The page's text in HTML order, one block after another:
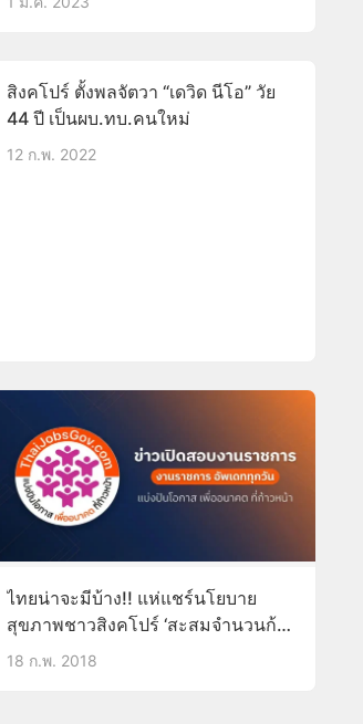
สิงคโปร์ ตั้งพลจัตวา “เดวิด นีโอ” วัย
44 ปี เป็นผบ.ทบ.คนใหม่
12 ก.พ. 2022
ไทยน่าจะมีบ้าง!! แห่แชร์นโยบาย
สุขภาพชาวสิงคโปร์ ‘สะสมจำนวนก้าว
เดิน แลกตังค์ได้’ หนุนคนหันมาเดิน
18 ก.พ. 2018